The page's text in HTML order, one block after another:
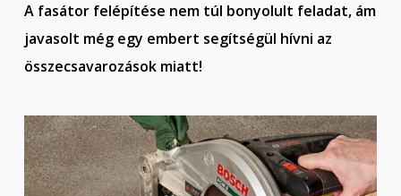
A fasátor felépítése nem túl bonyolult feladat, ám
javasolt még egy embert segítségül hívni az
összecsavarozások miatt!